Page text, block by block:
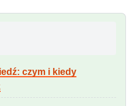
czym i kiedy